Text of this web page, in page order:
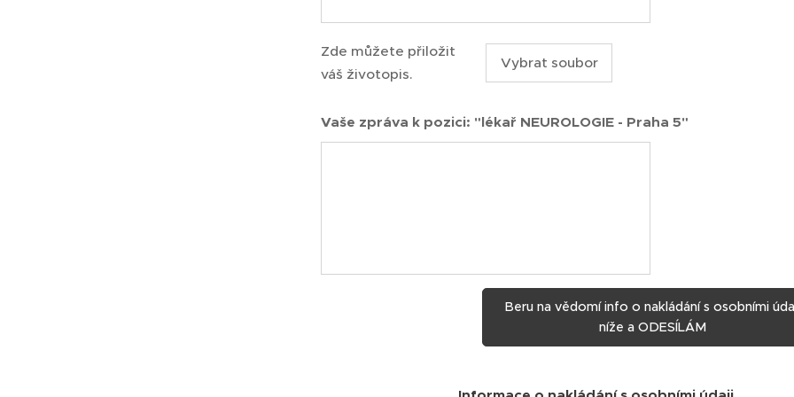
Zde můžete přiložit
váš životopis.
Vybrat soubor
Vaše zpráva k pozici: "lékař NEUROLOGIE - Praha 5"
Beru na vědomí info o nakládání s osobními
níže a ODESÍLÁM